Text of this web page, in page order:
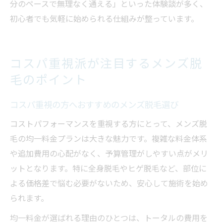
分のペースで無理なく通える」といった体験談が多く、
初心者でも気軽に始められる仕組みが整っています。
コスパ重視派が注目するメンズ脱
毛のポイント
コスパ重視の方へおすすめのメンズ脱毛選び
コストパフォーマンスを重視する方にとって、メンズ脱
毛の均一料金プランは大きな魅力です。複雑な料金体系
や追加費用の心配がなく、予算管理がしやすい点がメリ
ットとなります。特に全身脱毛やヒゲ脱毛など、部位に
よる価格差で悩む必要がないため、安心して施術を始め
られます。
均一料金が選ばれる理由のひとつは、トータルの費用を